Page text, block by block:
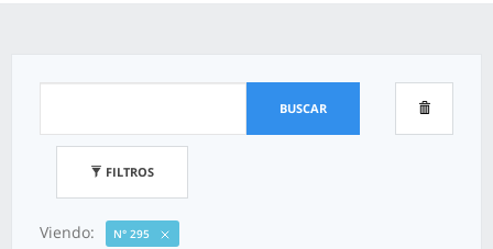
BUSCAR
FILTROS
Viendo: N° 295